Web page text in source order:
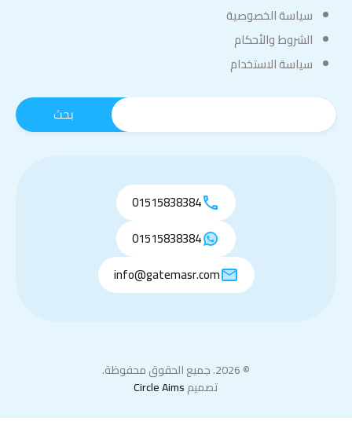
سياسة الخصوصية
الشروط والأحكام
سياسة الاستخدام
01515838384
01515838384
info@gatemasr.com
© 2026. جميع الحقوق محفوظة.
تصميمCircle Aims